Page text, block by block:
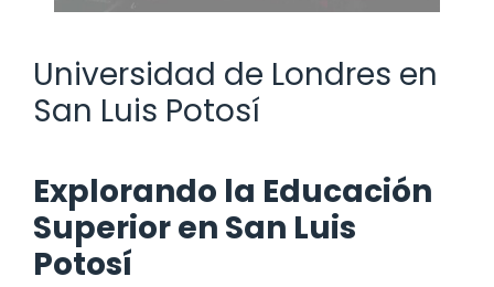
Universidad de Londres en
San Luis Potosí
Explorando la Educación
Superior en San Luis
Potosí